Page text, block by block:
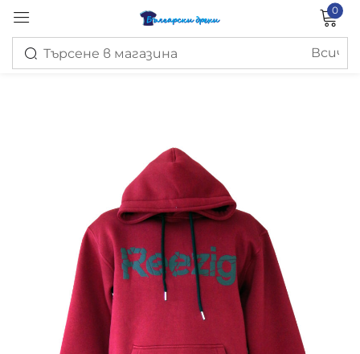
0
Вход
Запомни ме Изгубена парола?
ВХОД
СЪЗДАЙ ПРОФИЛ